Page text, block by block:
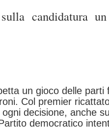
candidatura
un gioco delle parti
Col premier
decisione, anche
democratico